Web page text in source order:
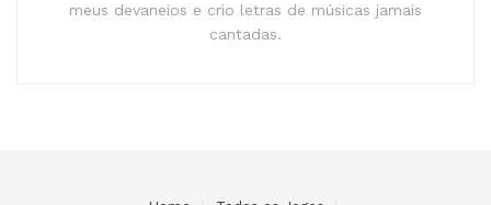
meus devaneios e crio letras de músicas jamais
cantadas.